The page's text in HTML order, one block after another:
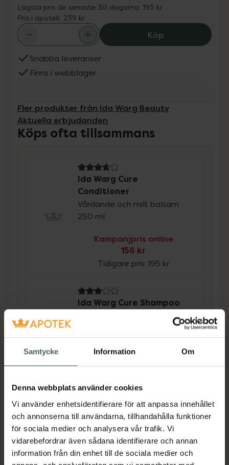
Samtycke Information Om
Denna webbplats använder cookies
Vi använder enhetsidentifierare för att anpassa innehållet
och annonserna till användarna, tillhandahålla funktioner
för sociala medier och analysera vår trafik. Vi
vidarebefordrar även sådana identifierare och annan
information från din enhet till de sociala medier och
Lägsta pris de senaste 30 dagarna: 195 kr
Pris i apotek: 239 kr
KöpIda Warg Cure
Snabba leveranser
Finns i webblager
Fler produkter från Ida Warg Beauty
Aktuella erbjudanden
Köps ofta tillsammans
3.7 av 5 i omdöme
Ida Warg Cure
Conditioner
Vårdande och milt balsam
250 ml
Kampanjpris online
156 kr
Tidigare pris:195 kr
3 av 5 i omdöme
Ida Warg Cure Shampoo
Vårdande och milt schampo
Kampanjpris online
Köp båda
Beskrivning Dölj